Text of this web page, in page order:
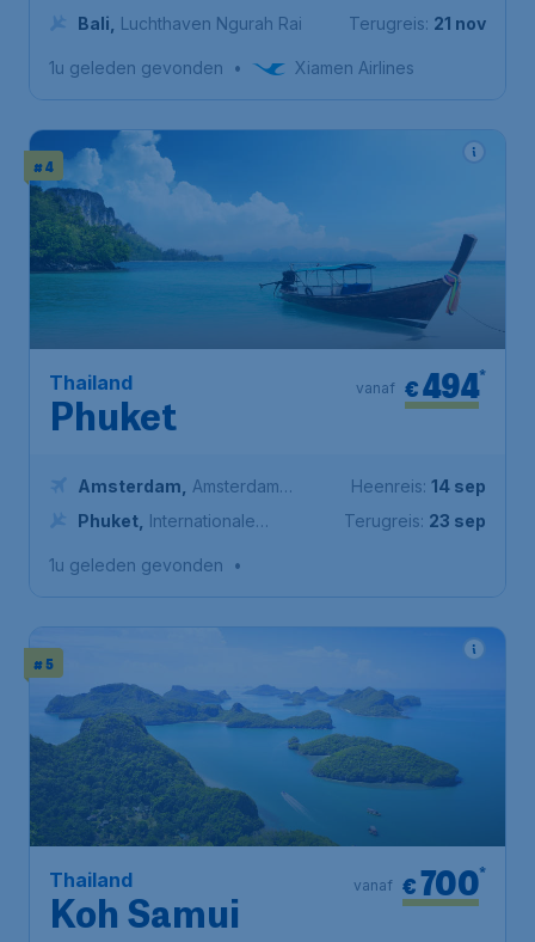
Schiphol
Bali Luchthaven Ngurah Rai
Terugreis: 21 nov
1u geleden gevonden • Xiamen Airlines
# 4
Thailand
Phuket
€494*
vanaf
Amsterdam
Amsterdam
Airport Schiphol
Phuket Internationale
Heenreis: 14 sep
Terugreis: 23 sep
1u geleden gevonden •
# 5
Thailand
Koh Samui
€700*
vanaf